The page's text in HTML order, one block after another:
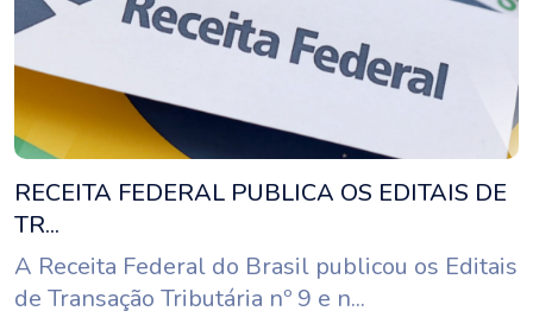
RECEITA FEDERAL PUBLICA OS EDITAIS DE
TR...
A Receita Federal do Brasil publicou os Editais
de Transação Tributária nº 9 e n...